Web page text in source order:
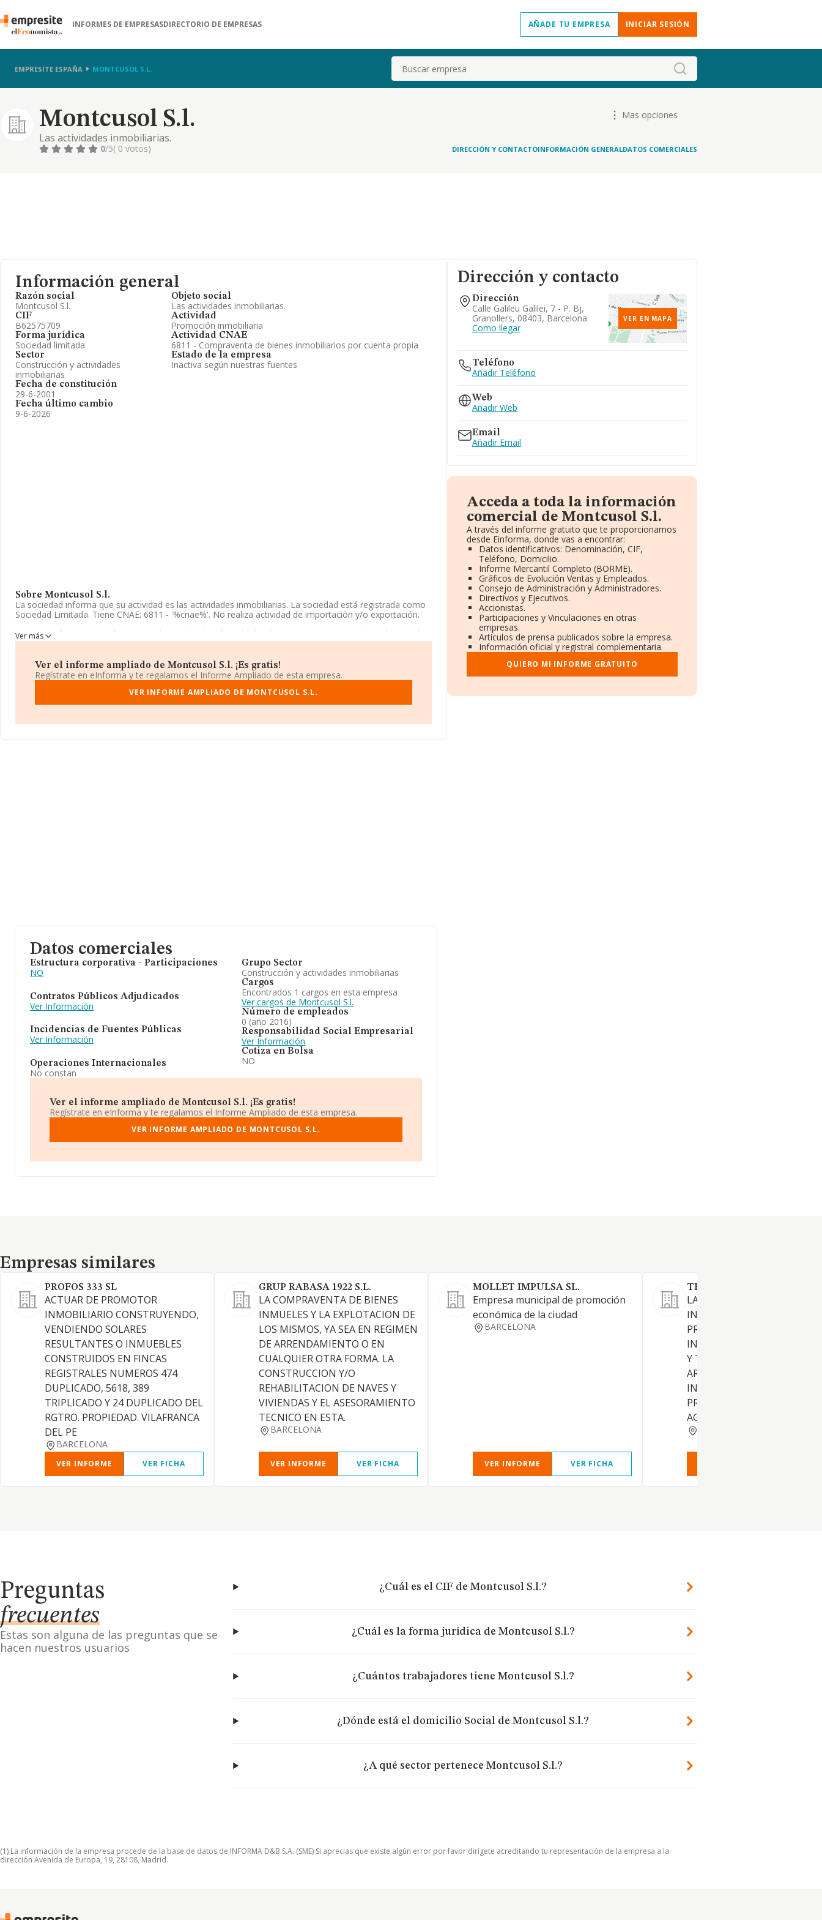
INFORMES DE EMPRESASDIRECTORIO DE EMPRESAS AÑADE TU EMPRESA INICIAR SESIÓN
EMPRESITE ESPAÑA MONTCUSOL S.L. Buscar
Montcusol S.l.
Las actividades inmobiliarias.
Mas opciones
0/5( 0 votos) DIRECCIÓN Y CONTACTOINFORMACIÓN GENERALDATOS COMERCIALES
Información general
Razón social
Montcusol S.l.
CIF
B62575709
Forma jurídica
Sociedad limitada
Sector
Construcción y actividades
inmobiliarias
Fecha de constitución
29-6-2001
Fecha último cambio
9-6-2026
Objeto social
Las actividades inmobiliarias.
Actividad
Promoción inmobiliaria
Actividad CNAE
6811 - Compraventa de bienes inmobiliarios por cuenta propia
Estado de la empresa
Inactiva según nuestras fuentes
Sobre Montcusol S.l.
La sociedad informa que su actividad es las actividades inmobiliarias. La sociedad está registrada como
Sociedad Limitada. Tiene CNAE: 6811 - '%cnae%'. No realiza actividad de importación y/o exportación.
La compañía
Montcusol S.L
, con número de identificación fiscal B62575709, tiene su domicilio social
establecido en Calle Galileu Galilei núm. 7 P. Bj, (08403), Granollers, en Barcelona, Cataluña.
En relación con el sector y disponiendo de los datos de hasta 67.991 empresas, en el ámbito nacional la
facturación alcanza la cifra de 7.139 millones de euros y se estima que el promedio de la facturación
entre todas las empresas es de 105 mil euros. Como información adicional de interés, la antigüedad
desde la constitución es de 13 años. Los empleados de media son 1.
Ver más
Ver el informe ampliado de Montcusol S.l. ¡Es gratis!
Regístrate en eInforma y te regalamos el Informe Ampliado de esta empresa.
VER INFORME AMPLIADO DE MONTCUSOL S.L.
Dirección y contacto
Dirección
Calle Galileu Galilei, 7 - P. Bj,
Granollers, 08403, Barcelona
Como llegar
VER EN MAPA
Teléfono
Añadir Teléfono
Web
Añadir Web
Email
Añadir Email
Acceda a toda la información
comercial de Montcusol S.l.
A través del informe gratuito que te proporcionamos
desde Einforma, donde vas a encontrar:
Datos identificativos: Denominación, CIF,
Teléfono, Domicilio.
Informe Mercantil Completo (BORME).
Gráficos de Evolución Ventas y Empleados.
Consejo de Administración y Administradores.
Directivos y Ejecutivos.
Accionistas.
Participaciones y Vinculaciones en otras
empresas.
Artículos de prensa publicados sobre la empresa.
Información oficial y registral complementaria.
QUIERO MI INFORME GRATUITO
Datos comerciales
Estructura corporativa - Participaciones
NO
Contratos Públicos Adjudicados
Ver Información
Incidencias de Fuentes Públicas
Ver Información
Operaciones Internacionales
No constan
Grupo Sector
Construcción y actividades inmobiliarias
Cargos
Encontrados 1 cargos en esta empresa
Ver cargos de Montcusol S.l.
Número de empleados
0 (año 2016)
Responsabilidad Social Empresarial
Ver Información
Cotiza en Bolsa
NO
Ver el informe ampliado de Montcusol S.l. ¡Es gratis!
Regístrate en eInforma y te regalamos el Informe Ampliado de esta empresa.
VER INFORME AMPLIADO DE MONTCUSOL S.L.
Empresas similares
Empresas similares
PROFOS 333 SL
ACTUAR DE PROMOTOR
INMOBILIARIO CONSTRUYENDO,
VENDIENDO SOLARES
RESULTANTES O INMUEBLES
CONSTRUIDOS EN FINCAS
REGISTRALES NUMEROS 474
DUPLICADO, 5618, 389
TRIPLICADO Y 24 DUPLICADO DEL
RGTRO. PROPIEDAD. VILAFRANCA
DEL PE
BARCELONA
VER INFORME VER FICHA
GRUP RABASA 1922 S.L.
LA COMPRAVENTA DE BIENES
INMUELES Y LA EXPLOTACION DE
LOS MISMOS, YA SEA EN REGIMEN
DE ARRENDAMIENTO O EN
CUALQUIER OTRA FORMA. LA
CONSTRUCCION Y/O
REHABILITACION DE NAVES Y
VIVIENDAS Y EL ASESORAMIENTO
TECNICO EN ESTA.
BARCELONA
VER INFORME VER FICHA
MOLLET IMPULSA SL.
Empresa municipal de promoción
económica de la ciudad
BARCELONA
VER INFORME VER FICHA
TEOFILO ASESORES SL
LA COMPRAVENTA DE
INMUEBLES POR CUENTA
PROPIA.LA PROMOCION
INMOBILIARIA DE
Y TERRENOS. EL
ARRENDAMIENTO DE
INMUEBLES POR CUENTA
PROPIA. LA ACTIVIDAD DE
AGENTE INMOBILIARIO...
Preguntas
frecuentes
Estas son alguna de las preguntas que se
hacen nuestros usuarios
¿Cuál es el CIF de Montcusol S.l.?
¿Cuál es la forma jurídica de Montcusol S.l.?
¿Cuántos trabajadores tiene Montcusol S.l.?
¿Dónde está el domicilio Social de Montcusol S.l.?
¿A qué sector pertenece Montcusol S.l.?
(1) La información de la empresa procede de la base de datos de INFORMA D&B S.A. (SME) Si aprecias que existe algún error por favor dirígete acreditando tu representación de la empresa a la
dirección Avenida de Europa, 19, 28108, Madrid.